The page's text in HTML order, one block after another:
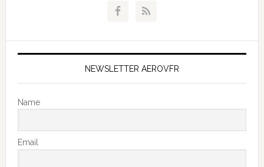
NEWSLETTER AEROVFR
Name
Email